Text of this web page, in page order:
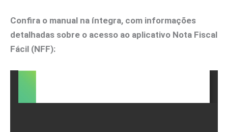
Confira o manual na íntegra, com informações
detalhadas sobre o acesso ao aplicativo Nota Fiscal
Fácil (NFF):